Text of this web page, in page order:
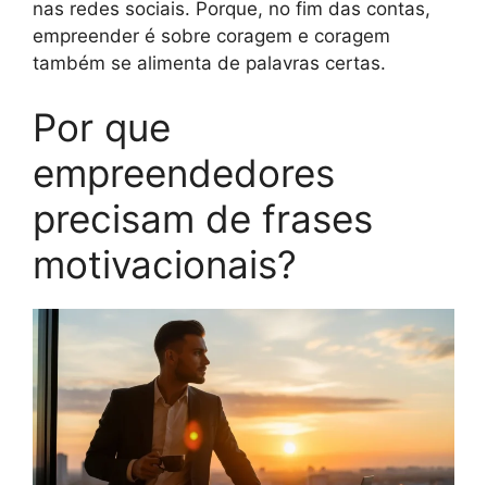
nas redes sociais. Porque, no fim das contas,
empreender é sobre coragem e coragem
também se alimenta de palavras certas.
Por que
empreendedores
precisam de frases
motivacionais?